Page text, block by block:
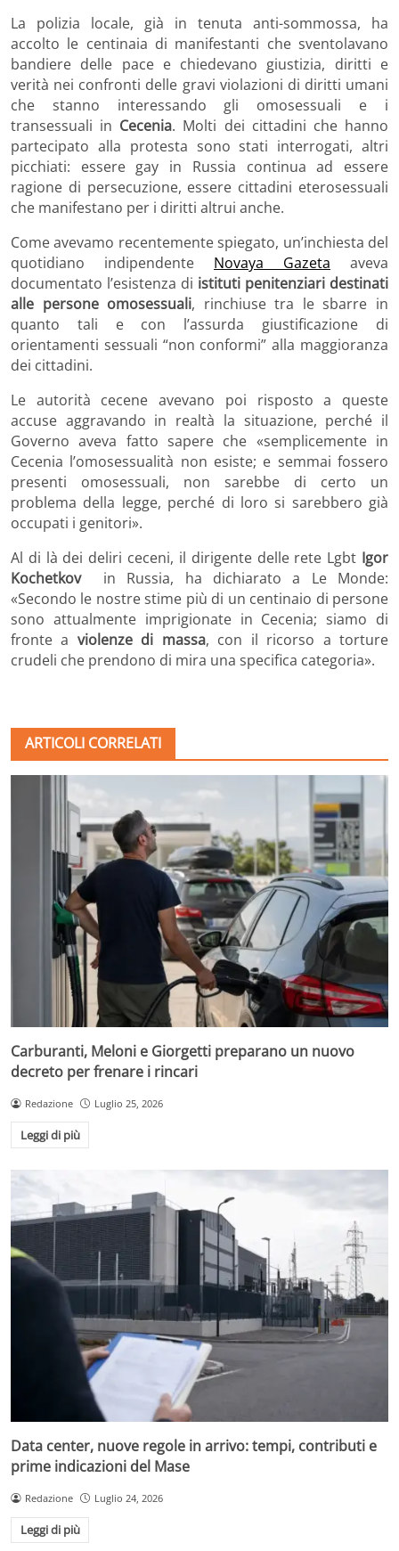
La polizia locale, già in tenuta anti-sommossa, ha
accolto le centinaia di manifestanti che sventolavano
bandiere delle pace e chiedevano giustizia, diritti e
verità nei confronti delle gravi violazioni di diritti umani
che stanno interessando gli omosessuali e i
transessuali in Cecenia. Molti dei cittadini che hanno
partecipato alla protesta sono stati interrogati, altri
picchiati: essere gay in Russia continua ad essere
ragione di persecuzione, essere cittadini eterosessuali
che manifestano per i diritti altrui anche.
Come avevamo recentemente spiegato, un’inchiesta del
quotidiano indipendente Novaya Gazeta aveva
documentato l’esistenza di istituti penitenziari destinati
alle persone omosessuali, rinchiuse tra le sbarre in
quanto tali e con l’assurda giustificazione di
orientamenti sessuali “non conformi” alla maggioranza
dei cittadini.
Le autorità cecene avevano poi risposto a queste
accuse aggravando in realtà la situazione, perché il
Governo aveva fatto sapere che «semplicemente in
Cecenia l’omosessualità non esiste; e semmai fossero
presenti omosessuali, non sarebbe di certo un
problema della legge, perché di loro si sarebbero già
occupati i genitori».
Al di là dei deliri ceceni, il dirigente delle rete Lgbt Igor
Kochetkovin Russia, ha dichiarato a Le Monde:
«Secondo le nostre stime più di un centinaio di persone
sono attualmente imprigionate in Cecenia; siamo di
fronte a violenze di massa, con il ricorso a torture
crudeli che prendono di mira una specifica categoria».
ARTICOLI CORRELATI
Carburanti, Meloni e Giorgetti preparano un nuovo
decreto per frenare i rincari
Redazione Luglio 25, 2026
Leggi di più
Data center, nuove regole in arrivo: tempi, contributi e
prime indicazioni del Mase
Redazione Luglio 24, 2026
Leggi di più